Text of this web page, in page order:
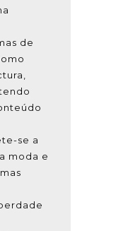
de
se a
moda e